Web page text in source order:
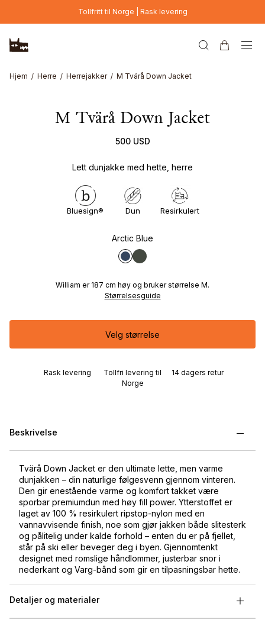
Hopp til hovedinnholdTollfritt til Norge | Rask levering
Hjem Herre Herrejakker M Tvärå Down Jacket
M Tvärå Down Jacket
500 USD
Lett dunjakke med hette, herre
Bluesign® Dun Resirkulert
Arctic Blue
William er 187 cm høy og bruker størrelse M.
Størrelsesguide
Velg størrelse
Rask levering
Tollfri levering til
Norge
14 dagers retur
Beskrivelse
Tvärå Down Jacket er den ultimate lette, men varme
dunjakken – din naturlige følgesvenn gjennom vinteren.
Den gir enestående varme og komfort takket være
sporbar premiumdun med høy fill power. Ytterstoffet er
laget av 100 % resirkulert ripstop-nylon med en
vannavvisende finish, noe som gjør jakken både slitesterk
og pålitelig under kalde forhold – enten du er på fjellet,
står på ski eller beveger deg i byen. Gjennomtenkt
designet med romslige håndlommer, justerbar snor i
nederkant og Varg-bånd som gir en tilpasningsbar hette.
Detaljer og materialer